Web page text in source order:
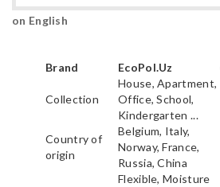
on English
Brand EcoPol.Uz
Collection
House, Apartment,
Office, School,
Kindergarten ...
Country of
origin
Belgium, Italy,
Norway, France,
Russia, China
Flexible, Moisture